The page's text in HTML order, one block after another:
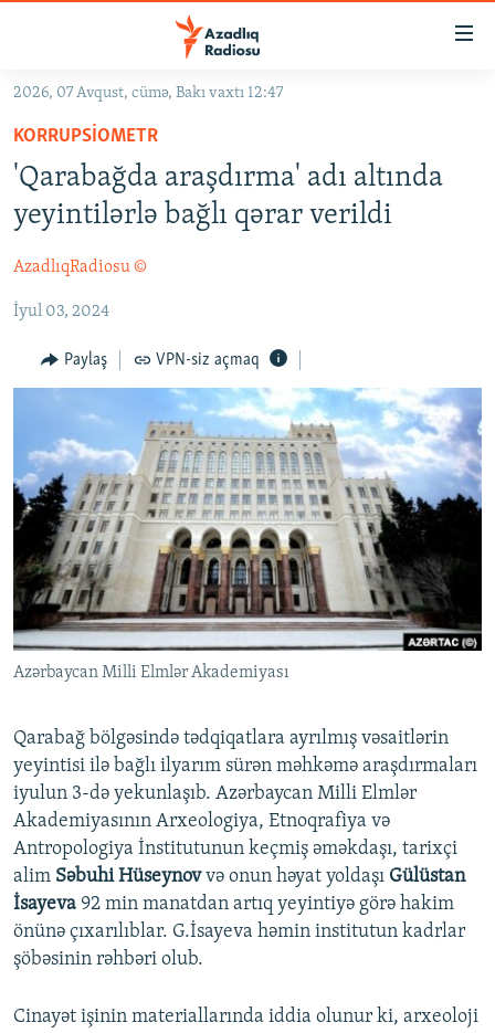
Əsas
qayıt
Əsas
naviqasiyaya
qayıt
Axtarışa
GÜNDƏM
#İZAHLA
KORRUPSIOMETR
#ƏSLINDƏ
FƏRQƏ BAX
QANUNI DOĞRU
ARAŞDIRMA
VIDEO
FOTOQALEREYA
İNFOQRAFIKA
KARIKATURA
RADIO ARXIV
OXU ZALI
AZƏRBAYCAN ƏDƏBIYYATI KITABXANASI
İSLAM VƏ DEMOKRATIYA
İZ - MƏDƏNIYYƏT PROQRAMI
HAQQIMIZDA
MISSIYAMIZ
PEŞƏ ETIKASI VƏ JURNALISTIKA STANDARTLARIMIZ
MATERIALLARIMIZDAN ISTIFADƏ
AZADLIQRADIOSU MOBIL TELEFONUNUZDA
BIZIMLƏ ƏLAQƏ
BIZI IZLƏ
RFE/RL-in bütün saytları
2026, 07 Avqust, cümə, Bakı vaxtı 12:47
KORRUPSIOMETR
'Qarabağda araşdırma' adı altında
yeyintilərlə bağlı qərar verildi
AzadlıqRadiosu ©
İyul 03, 2024
Paylaş VPN-siz açmaq
Azərbaycan Milli Elmlər Akademiyası
Qarabağ bölgəsində tədqiqatlara ayrılmış vəsaitlərin
yeyintisi ilə bağlı ilyarım sürən məhkəmə araşdırmaları
iyulun 3-də yekunlaşıb. Azərbaycan Milli Elmlər
Akademiyasının Arxeologiya, Etnoqrafiya və
Antropologiya İnstitutunun keçmiş əməkdaşı, tarixçi
alim Səbuhi Hüseynovvə onun həyat yoldaşı Gülüstan
İsayeva 92 min manatdan artıq yeyintiyə görə hakim
önünə çıxarılıblar. G.İsayeva həmin institutun kadrlar
şöbəsinin rəhbəri olub.
Cinayət işinin materiallarında iddia olunur ki, arxeoloji